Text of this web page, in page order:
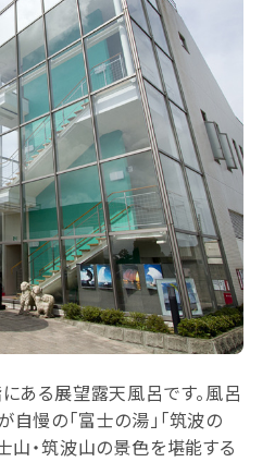
ある展望露天風呂です。風呂
慢の「富士の湯」「筑波の
山・筑波山の景色を堪能する